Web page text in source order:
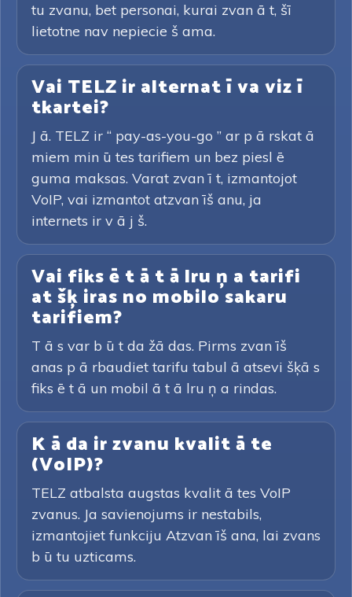
tu zvanu, bet personai, kurai zvan ā t, šī
lietotne nav nepiecie š ama.
Vai TELZ ir alternat ī va viz ī
tkartei?
J ā. TELZ ir “ pay-as-you-go ” ar p ā rskat ā
miem min ū tes tarifiem un bez piesl ē
guma maksas. Varat zvan ī t, izmantojot
VoIP, vai izmantot atzvan īš anu, ja
internets ir v ā j š.
Vai fiks ē t ā t ā lru ņ a tarifi
at šķ iras no mobilo sakaru
tarifiem?
T ā s var b ū t da žā das. Pirms zvan īš
anas p ā rbaudiet tarifu tabul ā atsevi šķā s
fiks ē t ā un mobil ā t ā lru ņ a rindas.
K ā da ir zvanu kvalit ā te
(VoIP)?
TELZ atbalsta augstas kvalit ā tes VoIP
zvanus. Ja savienojums ir nestabils,
izmantojiet funkciju Atzvan īš ana, lai zvans
b ū tu uzticams.